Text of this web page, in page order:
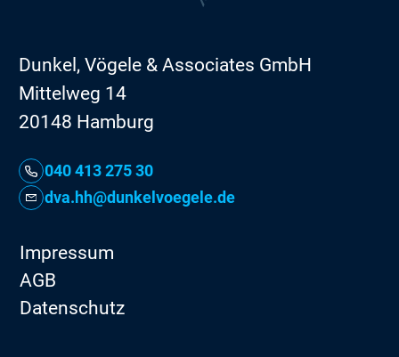
Dunkel, Vögele & Associates GmbH
Mittelweg 14
20148 Hamburg
040 413 275 30
dva.hh@dunkelvoegele.de
Impressum
AGB
Datenschutz